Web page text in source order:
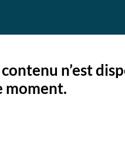
n’est
moment.